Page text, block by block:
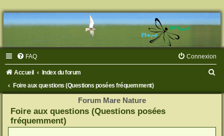
FAQ Connexion
Accueil
Index du forum
Foire aux questions (Questions posées fréquemment)
Forum Mare Nature
Foire aux questions (Questions posées
fréquemment)